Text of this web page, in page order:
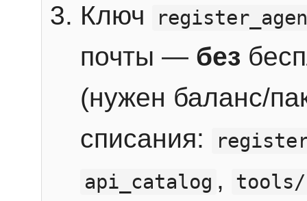
Ключ
почты — без
(нужен баланс/
списания:
api_catalog ,